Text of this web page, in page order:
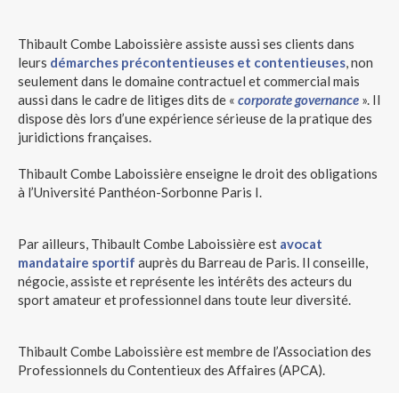
Thibault Combe Laboissière assiste aussi ses clients dans
leurs démarches précontentieuses et contentieuses , non
seulement dans le domaine contractuel et commercial mais
aussi dans le cadre de litiges dits de « corporate governance ». Il
dispose dès lors d’une expérience sérieuse de la pratique des
juridictions françaises.
Thibault Combe Laboissière enseigne le droit des obligations
à l’Université Panthéon-Sorbonne Paris I.
Par ailleurs, Thibault Combe Laboissière est avocat
mandataire sportif auprès du Barreau de Paris. Il conseille,
négocie, assiste et représente les intérêts des acteurs du
sport amateur et professionnel dans toute leur diversité.
Thibault Combe Laboissière est membre de l’Association des
Professionnels du Contentieux des Affaires (APCA).